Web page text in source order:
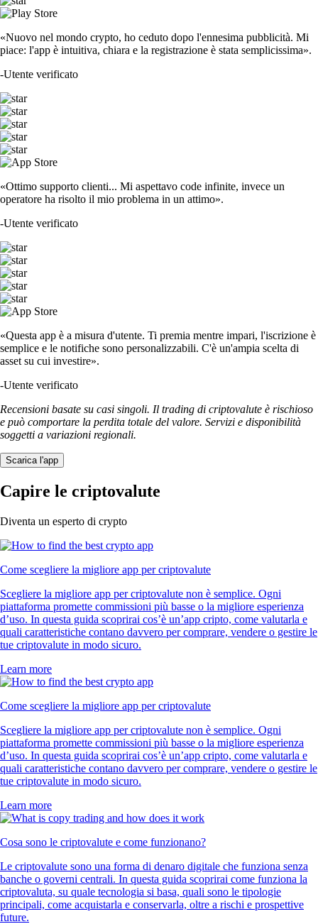
«Nuovo nel mondo crypto, ho ceduto dopo l'ennesima pubblicità. Mi
piace: l'app è intuitiva, chiara e la registrazione è stata semplicissima».
-Utente verificato
«Ottimo supporto clienti... Mi aspettavo code infinite, invece un
operatore ha risolto il mio problema in un attimo».
-Utente verificato
«Questa app è a misura d'utente. Ti premia mentre impari, l'iscrizione è
semplice e le notifiche sono personalizzabili. C'è un'ampia scelta di
asset su cui investire».
-Utente verificato
Recensioni basate su casi singoli. Il trading di criptovalute è rischioso
e può comportare la perdita totale del valore. Servizi e disponibilità
soggetti a variazioni regionali.
Scarica l'app
Capire le criptovalute
Diventa un esperto di crypto
Come scegliere la migliore app per criptovalute
Scegliere la migliore app per criptovalute non è semplice. Ogni
piattaforma promette commissioni più basse o la migliore esperienza
d’uso. In questa guida scoprirai cos’è un’app cripto, come valutarla e
quali caratteristiche contano davvero per comprare, vendere o gestire le
tue criptovalute in modo sicuro.
Learn more
Come scegliere la migliore app per criptovalute
Scegliere la migliore app per criptovalute non è semplice. Ogni
piattaforma promette commissioni più basse o la migliore esperienza
d’uso. In questa guida scoprirai cos’è un’app cripto, come valutarla e
quali caratteristiche contano davvero per comprare, vendere o gestire le
tue criptovalute in modo sicuro.
Learn more
Cosa sono le criptovalute e come funzionano?
Le criptovalute sono una forma di denaro digitale che funziona senza
banche o governi centrali. In questa guida scoprirai come funziona la
criptovaluta, su quale tecnologia si basa, quali sono le tipologie
principali, come acquistarla e conservarla, oltre a rischi e prospettive
future.